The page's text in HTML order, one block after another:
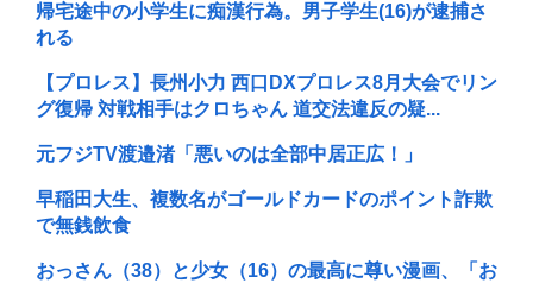
帰宅途中の小学生に痴漢行為。男子学生(16)が逮捕さ
れる
【プロレス】長州小力 西口DXプロレス8月大会でリン
グ復帰 対戦相手はクロちゃん 道交法違反の疑...
元フジTV渡邉渚「悪いのは全部中居正広！」
早稲田大生、複数名がゴールドカードのポイント詐欺
で無銭飲食
おっさん（38）と少女（16）の最高に尊い漫画、「お